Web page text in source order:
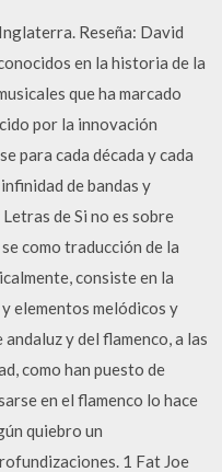
Reseña: David
en la historia de la
que ha marcado
por la innovación
para cada década y cada
de bandas y
de Si no es sobre
como traducción de la
consiste en la
elementos melódicos y
y del flamenco, a las
como han puesto de
en el flamenco lo hace
quiebro un
1 Fat Joe